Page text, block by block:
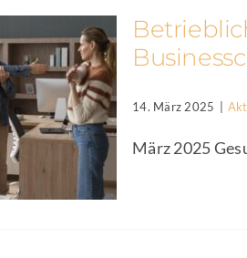
14. März 2025 |
März 2025